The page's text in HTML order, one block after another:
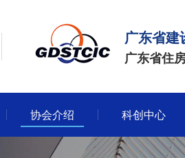
广东省
广东省住
协会介绍 科创中心